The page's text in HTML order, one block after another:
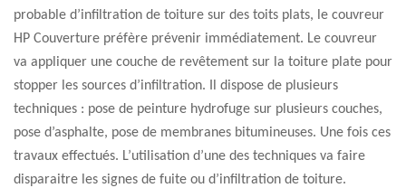
probable d’infiltration de toiture sur des toits plats, le couvreur
HP Couverture préfère prévenir immédiatement. Le couvreur
va appliquer une couche de revêtement sur la toiture plate pour
stopper les sources d’infiltration. Il dispose de plusieurs
techniques : pose de peinture hydrofuge sur plusieurs couches,
pose d’asphalte, pose de membranes bitumineuses. Une fois ces
travaux effectués. L’utilisation d’une des techniques va faire
disparaitre les signes de fuite ou d’infiltration de toiture.